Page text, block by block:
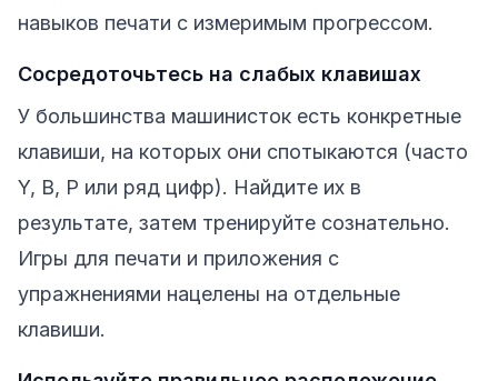
навыков печати с измеримым прогрессом.
Сосредоточьтесь на слабых клавишах
У большинства машинисток есть конкретные
клавиши, на которых они спотыкаются (часто
Y, B, P или ряд цифр). Найдите их в
результате, затем тренируйте сознательно.
Игры для печати и приложения с
упражнениями нацелены на отдельные
клавиши.